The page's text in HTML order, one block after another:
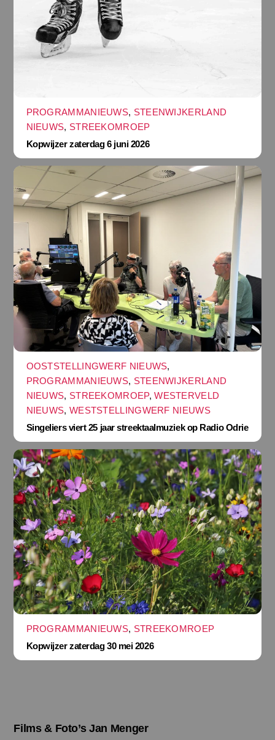
PROGRAMMANIEUWS, STEENWIJKERLAND
NIEUWS, STREEKOMROEP
Kopwijzer zaterdag 6 juni 2026
OOSTSTELLINGWERF NIEUWS,
PROGRAMMANIEUWS, STEENWIJKERLAND
NIEUWS, STREEKOMROEP,WESTERVELD
NIEUWS, WESTSTELLINGWERF NIEUWS
Singeliers viert 25 jaar streektaalmuziek op Radio Odrie
PROGRAMMANIEUWS, STREEKOMROEP
Kopwijzer zaterdag 30 mei 2026
Films & Foto’s Jan Menger